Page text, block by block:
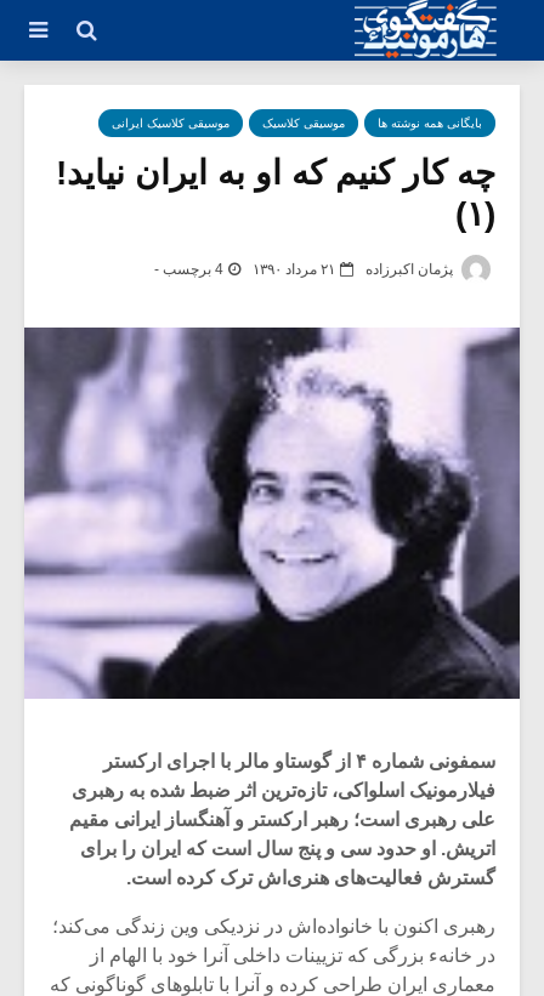
بایگانی همه نوشته ها موسیقی کلاسیک موسیقی کلاسیک ایرانی
چه کار کنیم که او به ایران نیاید!
(۱)
پژمان اکبرزاده ۲۱ مرداد ۱۳۹۰ 4 برچسب -
سمفونی شماره ۴ از گوستاو مالر با اجرای ارکستر
فیلارمونیک اسلواکی، تازه‌ترین اثر ضبط شده به رهبری
علی رهبری است؛ رهبر ارکستر و آهنگساز ایرانی مقیم
اتریش. او حدود سی و پنج سال است که ایران را برای
گسترش فعالیت‌های هنری‌اش ترک کرده است.
رهبری اکنون با خانواده‌اش در نزدیکی وین زندگی می‌کند؛
در خانهء بزرگی که تزیینات داخلی آنرا خود با الهام از
معماری ایران طراحی کرده و آنرا با تابلوهای گوناگونی که